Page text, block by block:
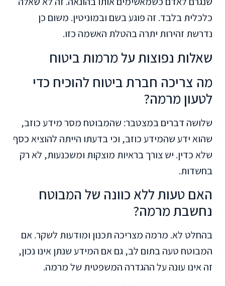
כלכלית בלבד. זה פוגע בשם ובמוניטין. משום כן
נדרשת זהירות יתרה בהטלת האשמה כזו.
שאלות נפוצות על מרמות ביטוח
מה צריכה חברת ביטוח להוכיח כדי
לטעון מרמה?
שלושה דברים במצטבר: שהמבוטח מסר מידע כוזב,
שהוא ידע שהמידע כוזב, וכי בדעתו הייתה להוציא כסף
שלא כדין. יש צורך בראיות מוצקות ומשכנעות, לא רק
בחשדות.
האם טעות ללא כוונה של המבוטח
נחשבת מרמה?
בהחלט לא. מרמה מצריכה תכנון ומודעות לשקר. אם
המבוטח טעה בתום לב, גם אם המידע שנתן אינו נכון,
זה אינו עונה על ההגדרה המשפטית של מרמה.